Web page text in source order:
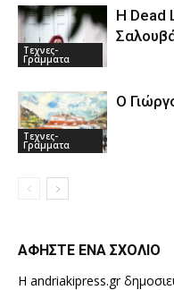
Τεχνες-
Γραμματα
Η Dead
Τεχνες-
Γραμματα
Ο
ΑΦΗΣΤΕ ΕΝΑ ΣΧΟΛΙΟ
Η andriakipress.gr